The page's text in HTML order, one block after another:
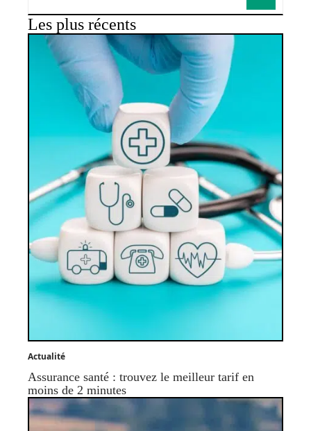
Les plus récents
Actualité
Assurance santé : trouvez le meilleur tarif en
moins de 2 minutes